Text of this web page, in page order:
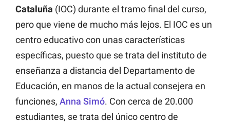
Cataluña (IOC) durante el tramo final del curso,
pero que viene de mucho más lejos. El IOC es un
centro educativo con unas características
específicas, puesto que se trata del instituto de
enseñanza a distancia del Departamento de
Educación, en manos de la actual consejera en
funciones, Anna Simó. Con cerca de 20.000
estudiantes, se trata del único centro de